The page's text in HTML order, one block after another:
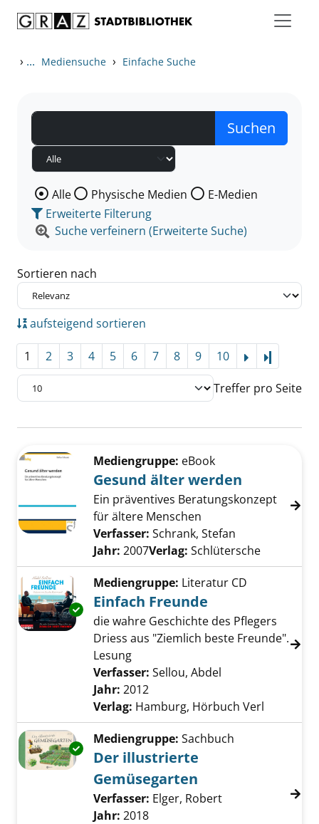
› ... Mediensuche › Einfache Suche
Wählen Sie die Medienart nach der Sie suchen wollen.
Alle Physische Medien
E-Medien
Erweiterte Filterung
Suche verfeinern (Erweiterte Suche)
Sortieren nach
aufsteigend sortieren
1 2 3 4 5 6 7 8 9 10
Treffer pro Seite
Zu den Suchfiltern springen
Mediengruppe: eBook
Gesund älter werden
Ein präventives Beratungskonzept
für ältere Menschen
Verfasser: Schrank, Stefan
Jahr: 2007Verlag: Schlütersche
Exemplar-Details von Einfach Freunde
Mediengruppe: Literatur CD
Einfach Freunde
die wahre Geschichte des Pflegers
Driess aus "Ziemlich beste Freunde".
Lesung
Verfasser: Sellou, Abdel
Jahr: 2012
Verlag: Hamburg, Hörbuch Verl
Exemplar-Details von Der illustrierte
Mediengruppe: Sachbuch
Der illustrierte
Gemüsegarten
Verfasser: Elger, Robert Suche nach
Jahr: 2018